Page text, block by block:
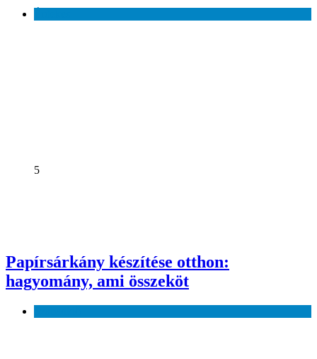
5
Papírsárkány készítése otthon:
hagyomány, ami összeköt